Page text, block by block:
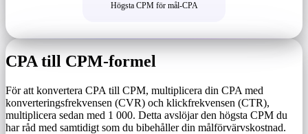
Högsta CPM för mål-CPA
CPA till CPM-formel
För att konvertera CPA till CPM, multiplicera din CPA med
konverteringsfrekvensen (CVR) och klickfrekvensen (CTR),
multiplicera sedan med 1 000. Detta avslöjar den högsta CPM du
har råd med samtidigt som du bibehåller din målförvärvskostnad.